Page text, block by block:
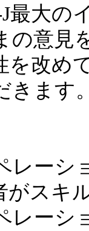
最大の
の意見
を改め
きます
レーシ
スキ
レーシ